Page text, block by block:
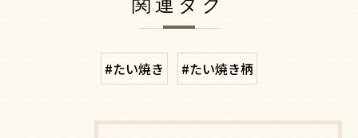
#たい焼き #たい焼き柄